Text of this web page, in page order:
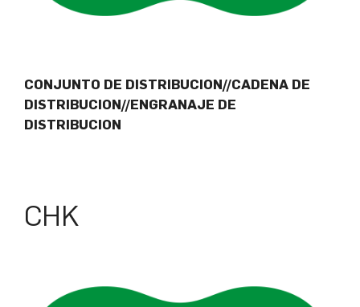
CONJUNTO DE DISTRIBUCION//CADENA DE
DISTRIBUCION//ENGRANAJE DE
DISTRIBUCION
CHK